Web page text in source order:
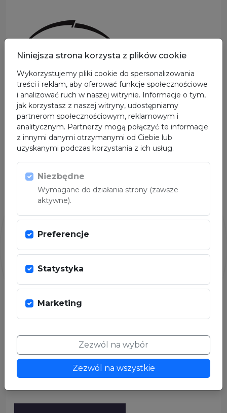
PARTNER
PARTNER MEDIALNY
Niniejsza strona korzysta z plików cookie
Wykorzystujemy pliki cookie do spersonalizowania
treści i reklam, aby oferować funkcje społecznościowe
i analizować ruch w naszej witrynie. Informacje o tym,
jak korzystasz z naszej witryny, udostępniamy
partnerom społecznościowym, reklamowym i
analitycznym. Partnerzy mogą połączyć te informacje
z innymi danymi otrzymanymi od Ciebie lub
uzyskanymi podczas korzystania z ich usług.
Niezbędne
Wymagane do działania strony (zawsze
aktywne).
Preferencje
Statystyka
Marketing
Zezwól na wybór
Zezwól na wszystkie